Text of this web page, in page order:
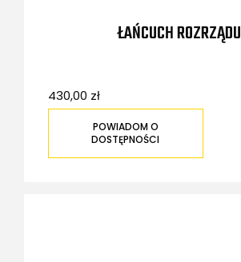
ŁAŃCUCH ROZRZĄDU
430,00 zł
POWIADOM O
DOSTĘPNOŚCI